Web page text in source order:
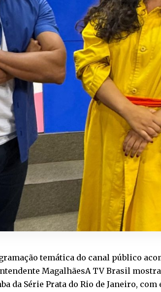
temática do canal público
MagalhãesA TV Brasil
da Série Prata do Rio de Janeiro,